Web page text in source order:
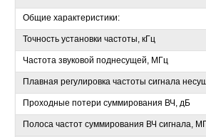
Общие характеристики:
Точность установки частоты, кГц
Частота звуковой поднесущей, МГц
Плавная регулировка частоты сигнала
Проходные потери суммирования ВЧ, дБ
Полоса частот суммирования ВЧ сигнала,